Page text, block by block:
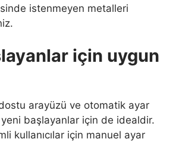
istenmeyen metalleri
için uygun
dostu arayüzü ve otomatik ayar
başlayanlar için de idealdir.
kullanıcılar için manuel ayar